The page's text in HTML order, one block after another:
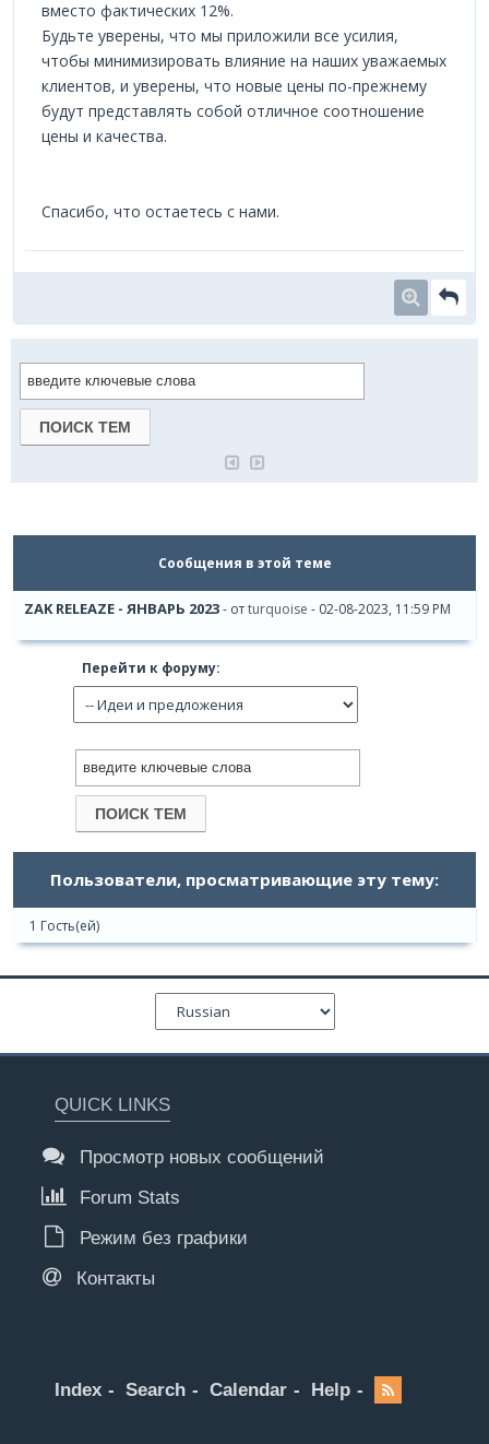
вместо фактических 12%.
Будьте уверены, что мы приложили все усилия,
чтобы минимизировать влияние на наших уважаемых
клиентов, и уверены, что новые цены по-прежнему
будут представлять собой отличное соотношение
цены и качества.
Спасибо, что остаетесь с нами.
Сообщения в этой теме
ZAK RELEAZE - ЯНВАРЬ 2023- отturquoise - 02-08-2023, 11:59 PM
Перейти к форуму:
Пользователи, просматривающие эту тему:
1 Гость(ей)
QUICK LINKS
Просмотр новых сообщений
Forum Stats
Режим без графики
Контакты
Index Search Calendar Help